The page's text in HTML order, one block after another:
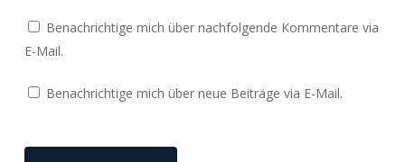
Benachrichtige mich über nachfolgende Kommentare via
E-Mail.
Benachrichtige mich über neue Beiträge via E-Mail.